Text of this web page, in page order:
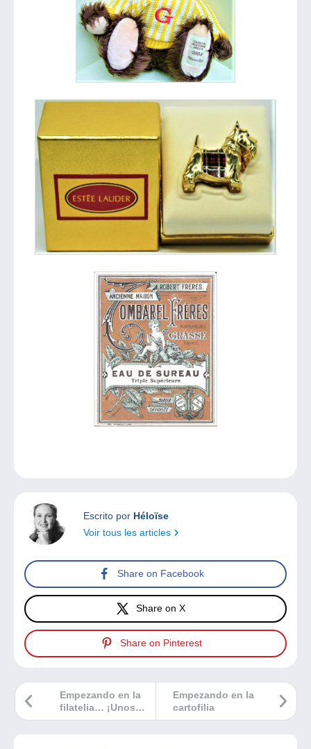
Escrito por Héloïse
Voir tous les articles
Share on Facebook
Share on X
Share on Pinterest
Empezando en la
cartofilia
Empezando en la
filatelia… ¡Unos
cuantos consejos!